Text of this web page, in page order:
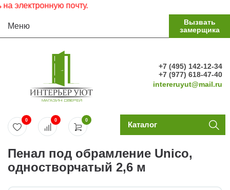
почту.
Меню
Вызвать
замерщика
+7 (495) 142-12-34
+7 (977) 618-47-40
intereruyut@mail.ru
0
0 0 Каталог
Пенал под обрамление Unico,
одностворчатый 2,6 м